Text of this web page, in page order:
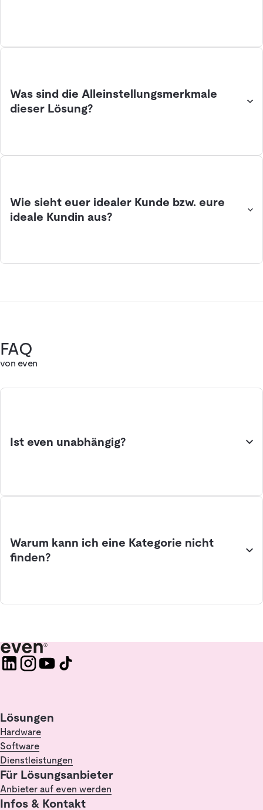
Was sind die Alleinstellungsmerkmale
dieser Lösung?
Wie sieht euer idealer Kunde bzw. eure
ideale Kundin aus?
FAQ
von even
Ist even unabhängig?
Warum kann ich eine Kategorie nicht
finden?
Lösungen
Hardware
Software
Dienstleistungen
Für Lösungsanbieter
Anbieter auf even werden
Infos & Kontakt